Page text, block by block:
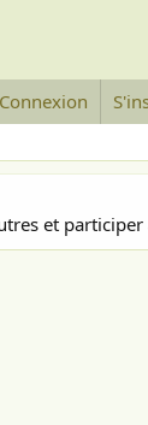
Connexion
et participer